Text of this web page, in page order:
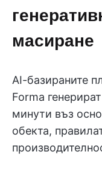
масиране
AI-базираните
Forma
минути въз
обекта,